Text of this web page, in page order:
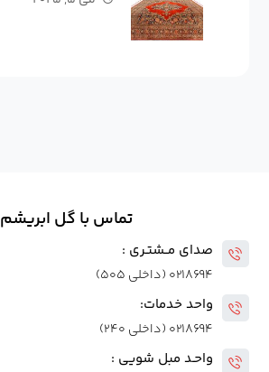
تماس با گل ابریشم
صدای مــشتـری :
۰۲۱۸۶۹۴ (داخلی ۵۰۵)
واحد خدمات:
۰۲۱۸۶۹۴ (داخلی ۲۴۰)
واحـد مبل شویی :